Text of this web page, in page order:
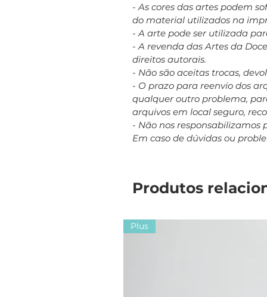
- As cores das artes podem
do material utilizados na
- A arte pode ser utilizada
- A revenda das Artes da
direitos autorais.
- Não são aceitas trocas,
- O prazo para reenvio dos
qualquer outro problema,
arquivos em local seguro,
- Não nos
Em caso de dúvidas ou
Produtos
Plus